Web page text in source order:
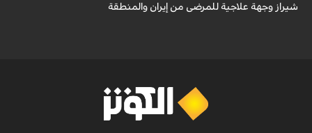
شيراز وجهة علاجية للمرضى من إيران والمنطقة